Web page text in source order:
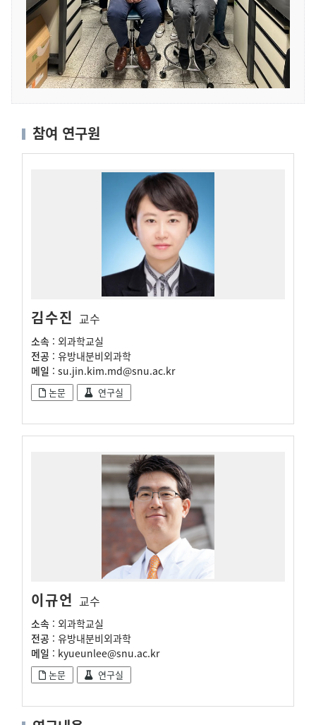
참여 연구원
김수진 교수
소속 : 외과학교실
전공 : 유방내분비외과학
메일 : su.jin.kim.md@snu.ac.kr
논문 연구실
이규언 교수
소속 : 외과학교실
전공 : 유방내분비외과학
메일 : kyueunlee@snu.ac.kr
논문 연구실